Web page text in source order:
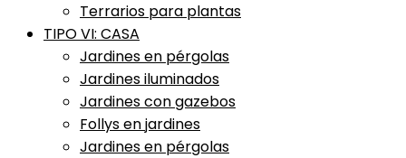
Terrarios para plantas
TIPO VI: CASA
Jardines en pérgolas
Jardines iluminados
Jardines con gazebos
Follys en jardines
Jardines en pérgolas